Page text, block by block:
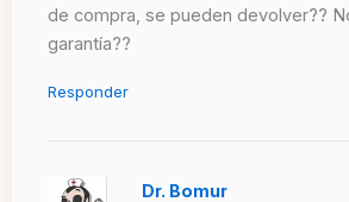
de compra, se pueden devolver??
garantía??
Responder
Dr. Bomur